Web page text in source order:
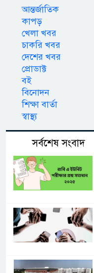
আন্তর্জাতিক
কাপড়
খেলা খবর
চাকরি খবর
দেশের খবর
প্রোডাক্ট
বই
বিনোদন
শিক্ষা বার্তা
স্বাস্থ্য
সর্বশেষ সংবাদ